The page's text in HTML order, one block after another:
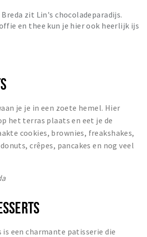
zit Lin's chocoladeparadijs.
en thee kun je hier ook heerlijk ijs
je je in een zoete hemel. Hier
het terras plaats en eet je de
cookies, brownies, freakshakes,
crêpes, pancakes en nog veel
een charmante patisserie die